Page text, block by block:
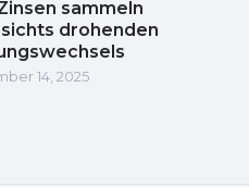
sammeln
drohenden
14, 2025